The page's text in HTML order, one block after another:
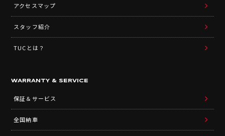
アクセスマップ
スタッフ紹介
TUCとは？
WARRANTY & SERVICE
保証＆サービス
全国納車